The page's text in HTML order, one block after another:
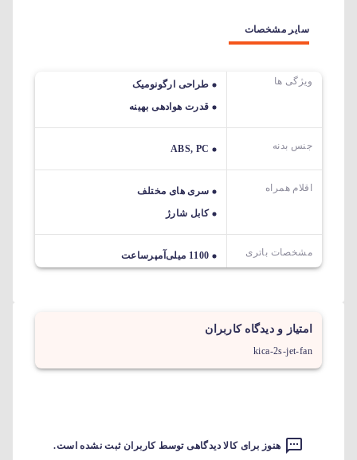
سایر مشخصات
ویژگی ها
طراحی ارگونومیک
قدرت هوادهی بهینه
جنس بدنه ABS, PC
اقلام همراه
سری های مختلف
کابل شارژ
مشخصات باتری 1100 میلی‌آمپر‌ساعت
امتیاز و دیدگاه کاربران
kica-2s-jet-fan
هنوز برای کالا دیدگاهی توسط کاربران ثبت نشده است.